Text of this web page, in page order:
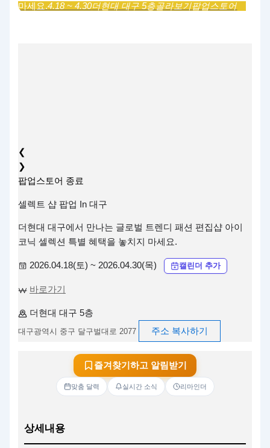
마세요.4.18 ~ 4.30더현대 대구 5층골라보기팝업스토어
❮
❯
팝업스토어 종료
셀렉트 샵 팝업 In 대구
더현대 대구에서 만나는 글로벌 트렌디 패션 편집샵 아이
코닉 셀렉션 특별 혜택을 놓치지 마세요.
2026.04.18(토) ~ 2026.04.30(목) 캘린더 추가
바로가기
더현대 대구 5층
대구광역시 중구 달구벌대로 2077 주소 복사하기
즐겨찾기하고 알림받기
맞춤 달력 실시간 소식 리마인더
상세내용